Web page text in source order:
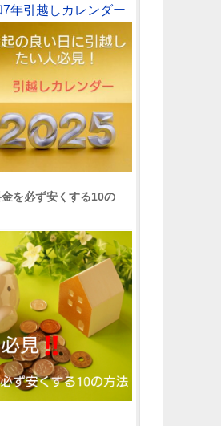
年引越しカレンダー
を必ず安くする10の